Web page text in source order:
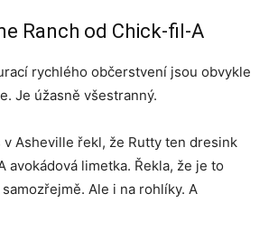
Ranch od Chick-fil-A
rychlého občerstvení jsou obvykle
Je úžasně všestranný.
v Asheville řekl, že Rutty ten dresink
avokádová limetka. Řekla, že je to
Ale i na rohlíky. A